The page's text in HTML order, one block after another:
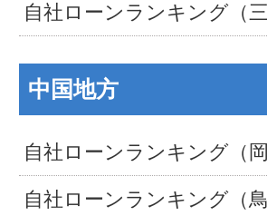
自社ローンランキング（三
中国地方
自社ローンランキング（岡
自社ローンランキング（鳥